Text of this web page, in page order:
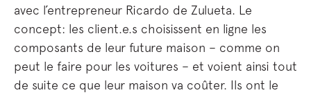
avec l’entrepreneur Ricardo de Zulueta. Le
concept: les client.e.s choisissent en ligne les
composants de leur future maison – comme on
peut le faire pour les voitures – et voient ainsi tout
de suite ce que leur maison va coûter. Ils ont le